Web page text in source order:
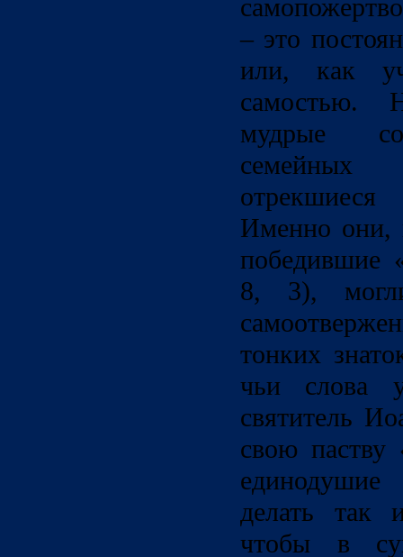
– это
или, как
самостью.
мудрые
семейных
Именно они,
победившие
8, 3),
тонких
чьи слова
святитель
свою
делать так
чтобы в